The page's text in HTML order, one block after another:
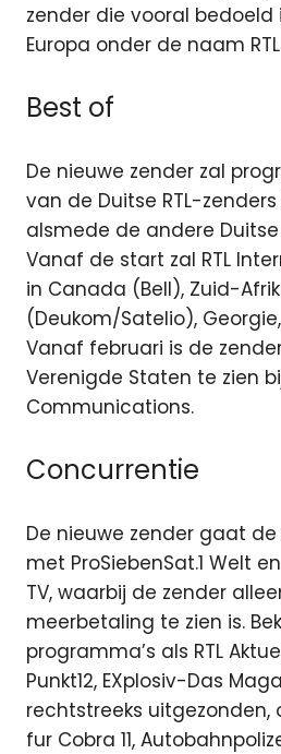
zender die vooral bedoeld
Europa onder de naam
Best of
De nieuwe zender zal
van de Duitse RTL-zenders
alsmede de andere Duitse
Vanaf de start zal RTL
in Canada (Bell), Zuid-
(Deukom/Satelio),
Vanaf februari is de
Verenigde Staten te zien
Communications.
Concurrentie
De nieuwe zender gaat
met ProSiebenSat.1 Welt
TV, waarbij de zender
meerbetaling te zien is.
programma’s als RTL
Punkt12, EXplosiv-Das
rechtstreeks uitgezonden,
fur Cobra 11,